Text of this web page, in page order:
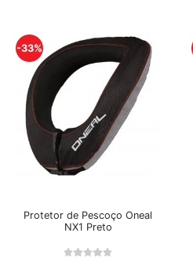
-33%
Protetor de Pescoço Oneal
NX1 Preto